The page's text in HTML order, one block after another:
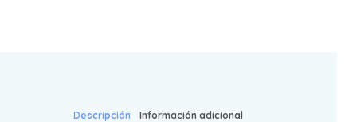
Descripción Información adicional